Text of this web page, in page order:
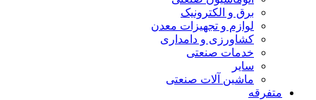
برق و الکترونیک
لوازم و تجهیزات معدن
کشاورزی و دامداری
خدمات صنعتی
سایر
ماشین آلات صنعتی
متفرقه